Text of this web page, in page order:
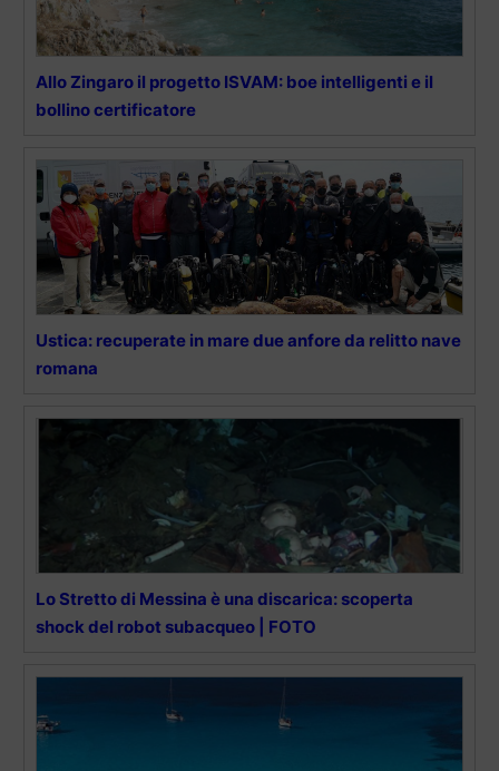
Allo Zingaro il progetto ISVAM: boe intelligenti e il
bollino certificatore
Ustica: recuperate in mare due anfore da relitto nave
romana
Lo Stretto di Messina è una discarica: scoperta
shock del robot subacqueo | FOTO